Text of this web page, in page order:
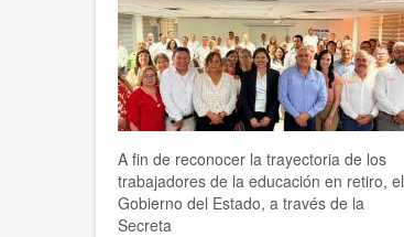
A fin de reconocer la trayectoria de los
trabajadores de la educación en retiro, el
Gobierno del Estado, a través de la
Secreta